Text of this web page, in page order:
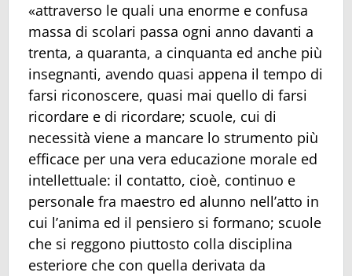
«attraverso le quali una enorme e confusa
massa di scolari passa ogni anno davanti a
trenta, a quaranta, a cinquanta ed anche più
insegnanti, avendo quasi appena il tempo di
farsi riconoscere, quasi mai quello di farsi
ricordare e di ricordare; scuole, cui di
necessità viene a mancare lo strumento più
efficace per una vera educazione morale ed
intellettuale: il contatto, cioè, continuo e
personale fra maestro ed alunno nell’atto in
cui l’anima ed il pensiero si formano; scuole
che si reggono piuttosto colla disciplina
esteriore che con quella derivata da